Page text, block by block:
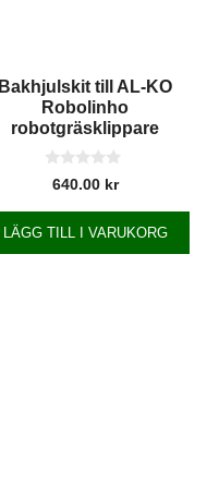
Bakhjulskit till AL-KO
Robolinho
robotgräsklippare
640.00 kr
LÄGG TILL I VARUKORG